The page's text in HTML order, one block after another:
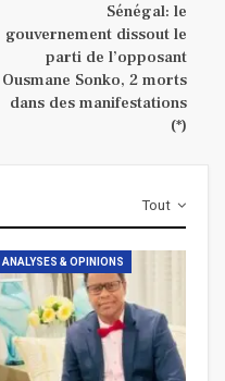
Sénégal: le
gouvernement dissout le
parti de l’opposant
Ousmane Sonko, 2 morts
dans des manifestations
(*)
Tout
ANALYSES & OPINIONS